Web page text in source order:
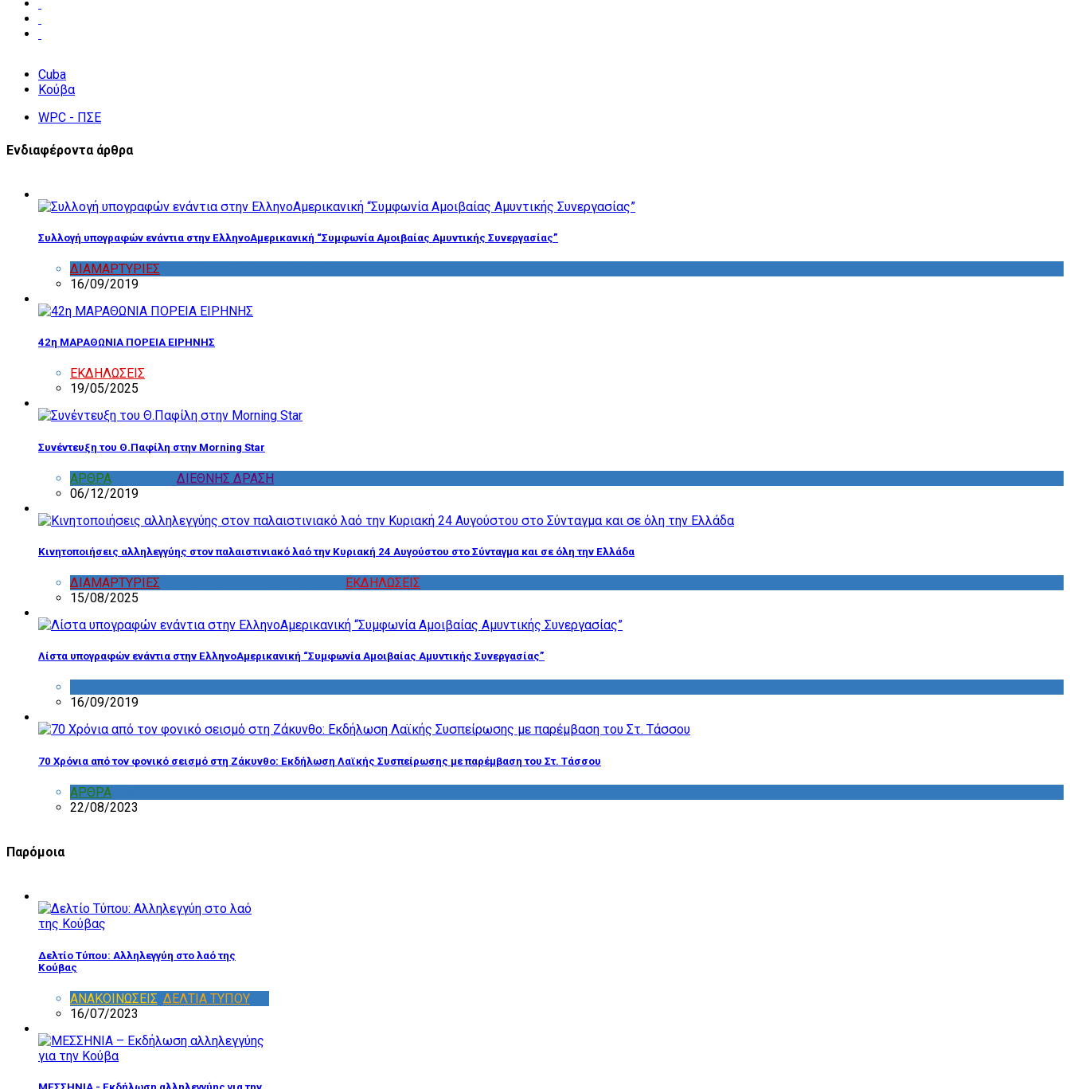
Cuba
Κούβα
WPC - ΠΣΕ
Ενδιαφέροντα άρθρα
Συλλογή υπογραφών ενάντια στην ΕλληνοΑμερικανική “Συμφωνία Αμοιβαίας Αμυντικής Συνεργασίας”
ΔΙΑΜΑΡΤΥΡΙΕΣ
16/09/2019
42η ΜΑΡΑΘΩΝΙΑ ΠΟΡΕΙΑ ΕΙΡΗΝΗΣ
ΕΚΔΗΛΩΣΕΙΣ
19/05/2025
Συνέντευξη του Θ.Παφίλη στην Morning Star
ΑΡΘΡΑ
ΔΙΕΘΝΗΣ ΔΡΑΣΗ
06/12/2019
Κινητοποιήσεις αλληλεγγύης στον παλαιστινιακό λαό την Κυριακή 24 Αυγούστου στο Σύνταγμα και σε όλη την Ελλάδα
ΔΙΑΜΑΡΤΥΡΙΕΣ
ΕΚΔΗΛΩΣΕΙΣ
15/08/2025
Λίστα υπογραφών ενάντια στην ΕλληνοΑμερικανική “Συμφωνία Αμοιβαίας Αμυντικής Συνεργασίας”
16/09/2019
70 Χρόνια από τον φονικό σεισμό στη Ζάκυνθο: Εκδήλωση Λαϊκής Συσπείρωσης με παρέμβαση του Στ. Τάσσου
ΑΡΘΡΑ
22/08/2023
Παρόμοια
Δελτίο Τύπου: Αλληλεγγύη στο λαό της
Κούβας
ΑΝΑΚΟΙΝΩΣΕΙΣ ΔΕΛΤΙΑ ΤΥΠΟΥ
16/07/2023